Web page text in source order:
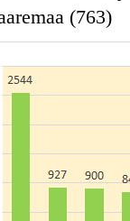
(763)